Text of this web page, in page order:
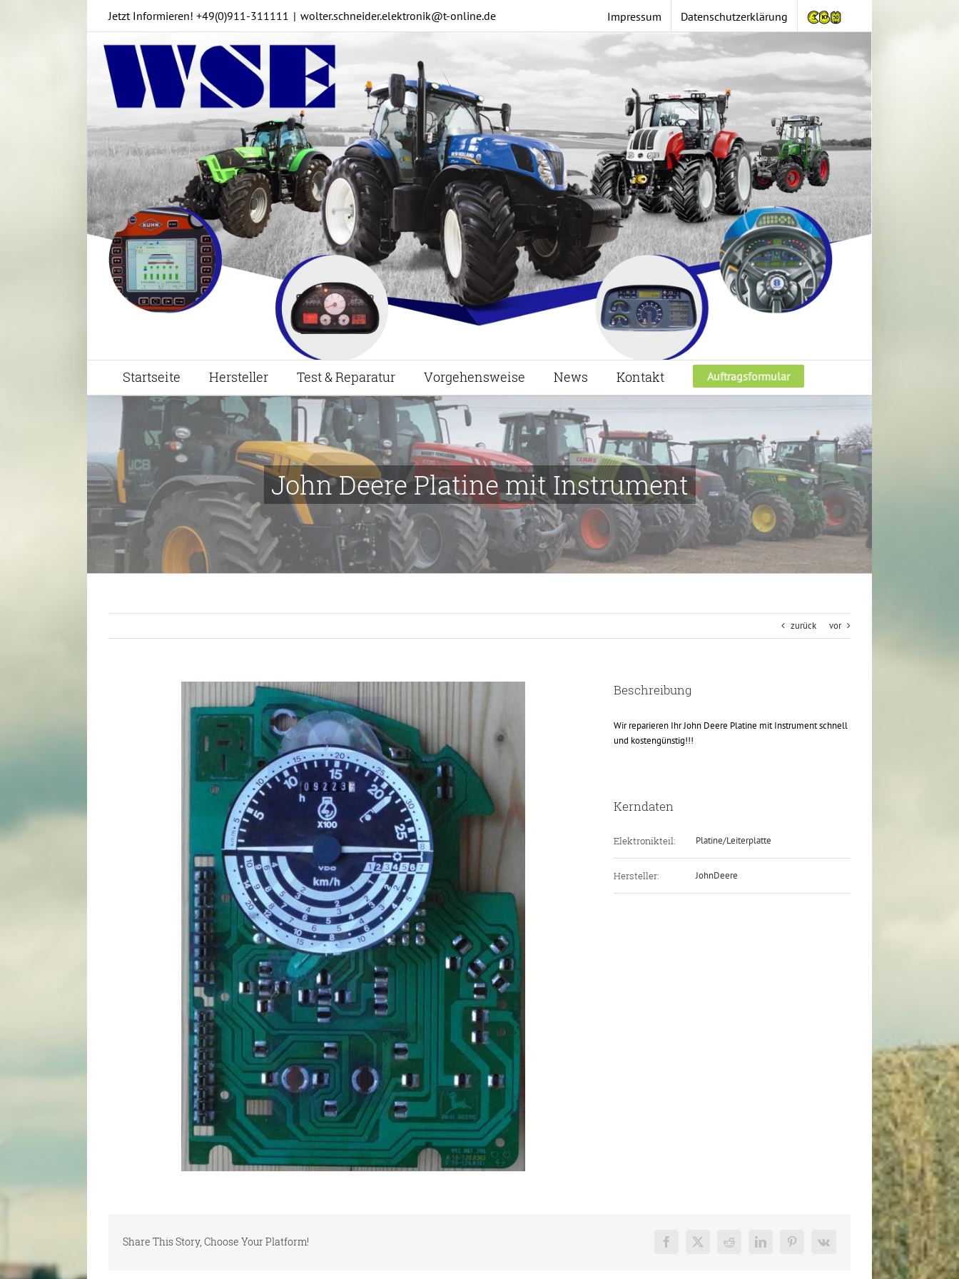
Jetzt Informieren! +49(0)911-311111 | wolter.schneider.elektronik@t-online.de Impressum Datenschutzerklärung
Startseite Hersteller Test & Reparatur Vorgehensweise News Kontakt Auftragsformular
John Deere Platine mit Instrument
zurück vor
Beschreibung
Wir reparieren Ihr John Deere Platine mit Instrument schnell
und kostengünstig!!!
Kerndaten
Elektronikteil: Platine/Leiterplatte
Hersteller: JohnDeere
Share This Story, Choose Your Platform! Facebook
X Reddit LinkedInPinterest
Vk